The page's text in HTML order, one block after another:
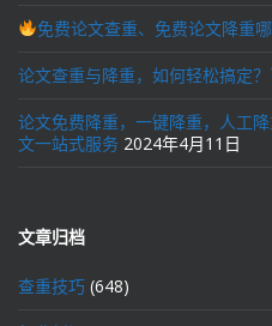
免费论文查重、免费论文降重哪
论文查重与降重，如何轻松搞定？
论文免费降重，一键降重，人工
文一站式服务 2024年4月11日
文章归档
查重技巧 (648)